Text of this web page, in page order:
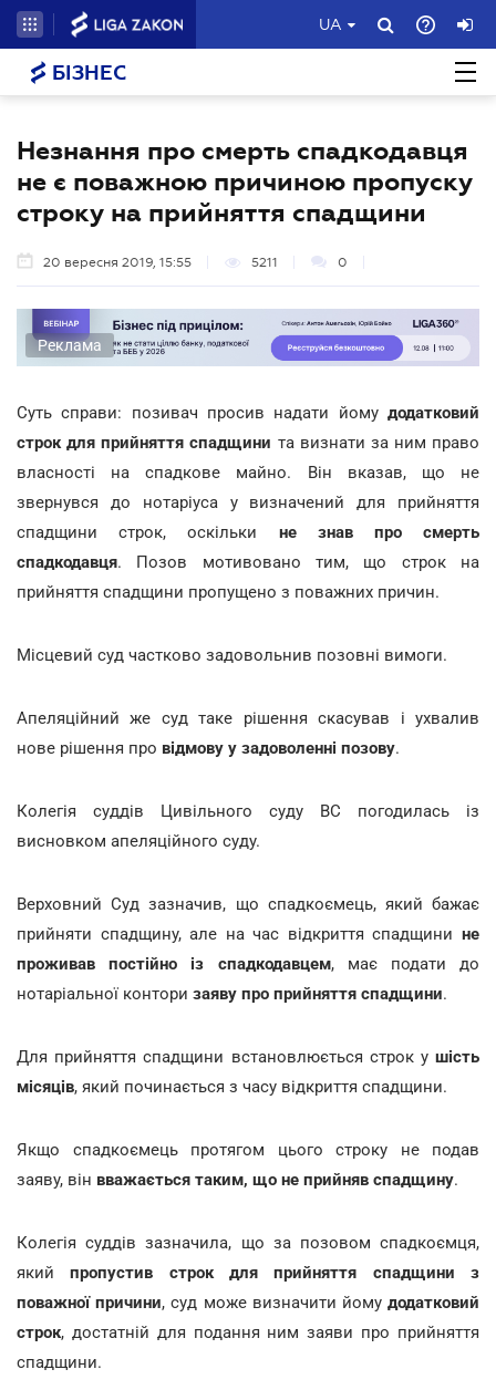
UA
БІЗНЕС
Незнання про смерть спадкодавця
не є поважною причиною пропуску
строку на прийняття спадщини
20 вересня 2019, 15:55 5211 0
Реклама
Суть справи: позивач просив надати йому додатковий
строк для прийняття спадщини та визнати за ним право
власності на спадкове майно. Він вказав, що не
звернувся до нотаріуса у визначений для прийняття
спадщини строк, оскільки не знав про смерть
спадкодавця. Позов мотивовано тим, що строк на
прийняття спадщини пропущено з поважних причин.
Місцевий суд частково задовольнив позовні вимоги.
Апеляційний же суд таке рішення скасував і ухвалив
нове рішення про відмову у задоволенні позову.
Колегія суддів Цивільного суду ВС погодилась із
висновком апеляційного суду.
Верховний Суд зазначив, що спадкоємець, який бажає
прийняти спадщину, але на час відкриття спадщини не
проживав постійно із спадкодавцем, має подати до
нотаріальної контори заяву про прийняття спадщини.
Для прийняття спадщини встановлюється строк у шість
місяців, який починається з часу відкриття спадщини.
Якщо спадкоємець протягом цього строку не подав
заяву, він вважається таким, що не прийняв спадщину.
Колегія суддів зазначила, що за позовом спадкоємця,
якийпропустив строк для прийняття спадщини з
поважної причини, суд може визначити йомудодатковий
строк, достатній для подання ним заяви про прийняття
спадщини.